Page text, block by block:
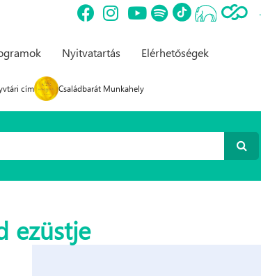
Nyitvatartás Elérhetőségek
cím Családbarát Munkahely
ezüstje